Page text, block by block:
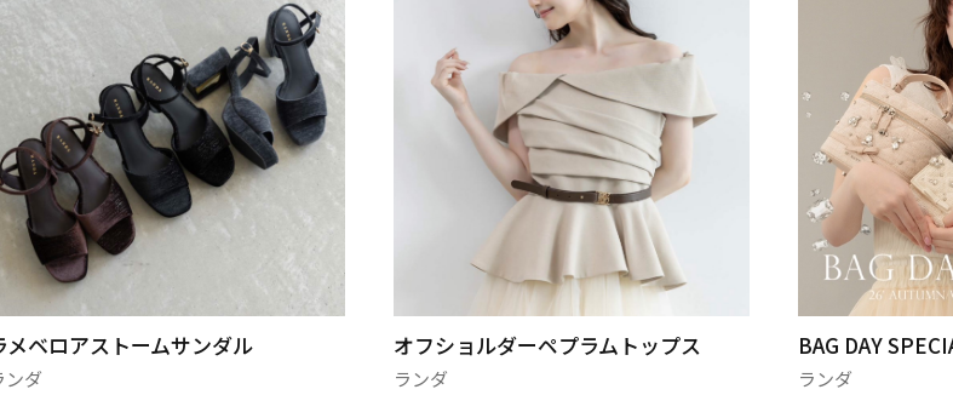
メベロアストームサンダル
ンダ
オフショルダーペプラムトップス
ランダ
BAG DAY
ランダ